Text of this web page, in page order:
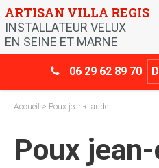
Skip
to
content
ARTISAN VILLA REGIS
INSTALLATEUR VELUX
EN SEINE ET MARNE
06 29 62 89 70
Accueil > Poux jean-claude
Poux